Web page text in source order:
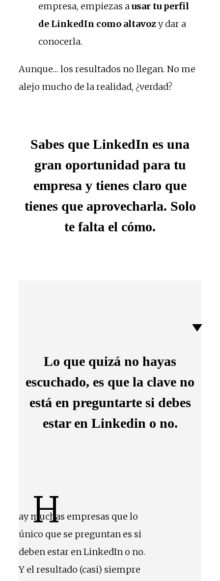
empresa, empiezas ausar tu perfil
de LinkedIn como altavozy dar a
conocerla.
Aunque… los resultados no llegan. No me
alejo mucho de la realidad, ¿verdad?
Sabes que LinkedIn es una
gran oportunidad para tu
empresa y tienes claro que
tienes que aprovecharla. Solo
te falta el cómo.
Lo que quizá no hayas
escuchado, es que la clave no
está en preguntarte si debes
estar en Linkedin o no.
H
ay muchas empresas que lo
único que se preguntan es si
deben estar en LinkedIn o no.
Y el resultado (casi) siempre